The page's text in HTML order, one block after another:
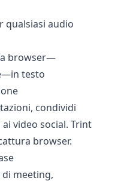
qualsiasi audio
browser—
testo
condividi
video social. Trint
browser.
meeting,